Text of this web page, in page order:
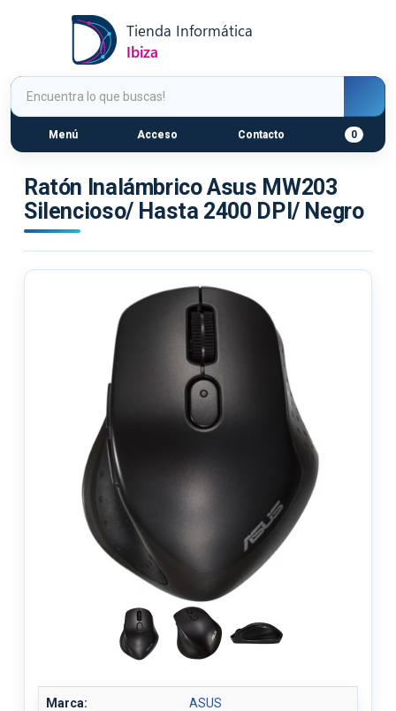
Menú Acceso Contacto 0
Ratón Inalámbrico Asus MW203
Silencioso/ Hasta 2400 DPI/ Negro
Marca: ASUS